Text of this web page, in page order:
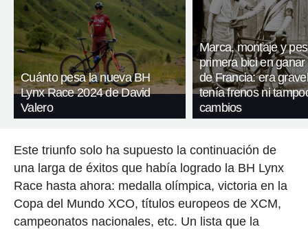
Cuánto pesa la nueva BH
Lynx Race 2024 de David
Valero
Marca, montaje y
primera bici en ganar
de Francia: era
tenía frenos ni
cambios
Este triunfo solo ha supuesto la continuación de
una larga de éxitos que había logrado la BH Lynx
Race hasta ahora: medalla olímpica, victoria en la
Copa del Mundo XCO, títulos europeos de XCM,
campeonatos nacionales, etc. Un lista que la